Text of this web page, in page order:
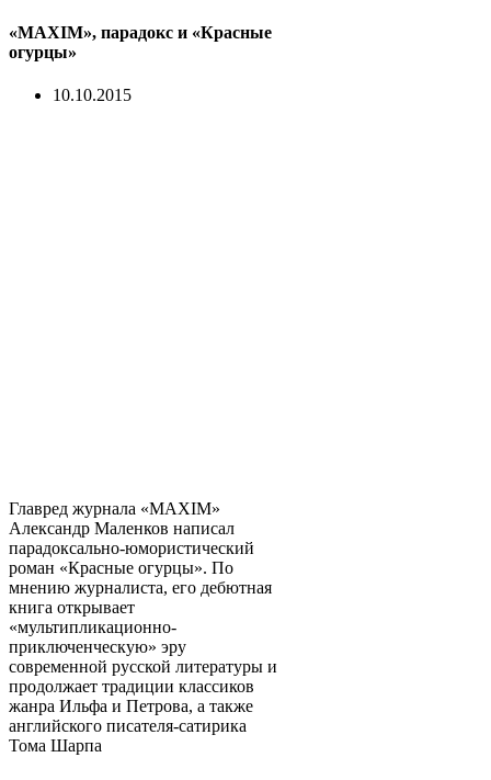
«MAXIM», парадокс и «Красные
огурцы»
10.10.2015
Главред журнала «MAXIM»
Александр Маленков написал
парадоксально-юмористический
роман «Красные огурцы». По
мнению журналиста, его дебютная
книга открывает
«мультипликационно-
приключенческую» эру
современной русской литературы и
продолжает традиции классиков
жанра Ильфа и Петрова, а также
английского писателя-сатирика
Тома Шарпа